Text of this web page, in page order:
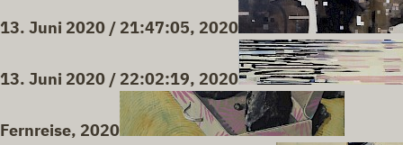
13. Juni 2020 / 21:47:05, 2020
13. Juni 2020 / 22:02:19, 2020
Fernreise, 2020